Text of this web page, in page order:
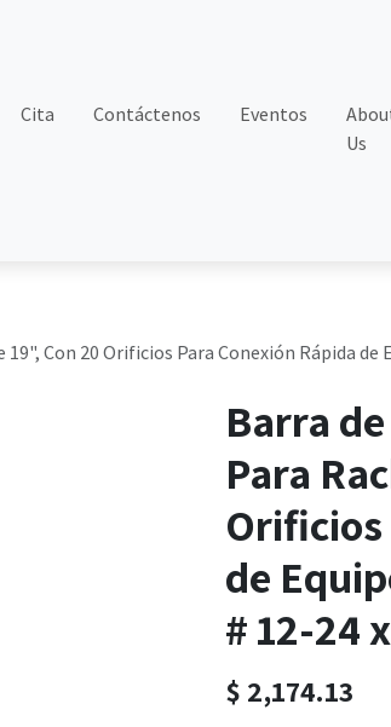
Cita Contáctenos Eventos
Us
19", Con 20 Orificios Para Conexión Rápida
Barra
Para
Orificios
de
# 12-24
$ 2,174.13